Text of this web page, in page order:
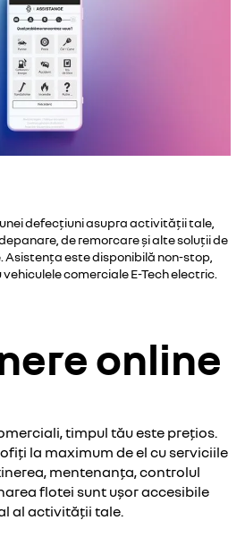
defecțiuni asupra activității tale,
de remorcare și alte soluții de
este disponibilă non-stop,
comerciale E-Tech electric.
online
timpul tău este prețios.
la maximum de el cu serviciile
mentenanța, controlul
flotei sunt ușor accesibile
al activității tale.